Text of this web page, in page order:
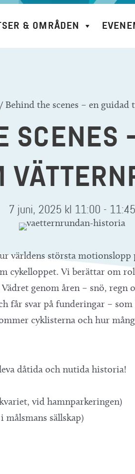
& OMRÅDEN
/ Behind the scenes – en
SCENES
7 juni, 2025 kl 11:00 - 11:45
världens största
cykelloppet. Vi berättar om
genom åren – snö, regn
får svar på funderingar –
cyklisterna och hur
dåtida och nutida historia!
vid hamnparkeringen)
målsmans sällskap)